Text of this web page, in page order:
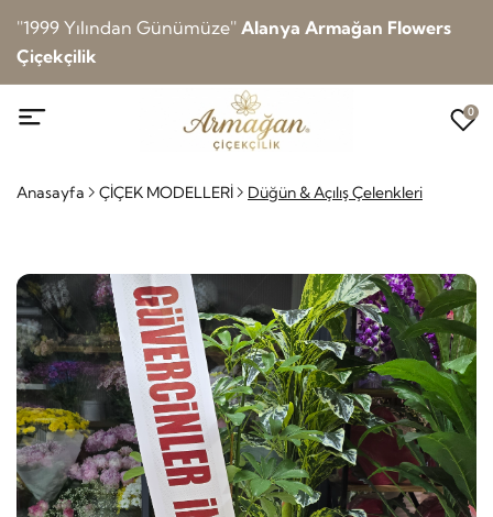
''1999 Yılından Günümüze'' Alanya Armağan Flowers
Çiçekçilik
0
Anasayfa ÇİÇEK MODELLERİ Düğün & Açılış Çelenkleri